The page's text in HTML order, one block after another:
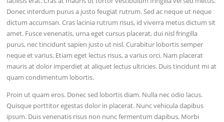
Donec interdum purus a justo feugiat rutrum. Sed ac neque ut neque
dictum accumsan. Cras lacinia rutrum risus, id viverra metus dictum sit
amet. Fusce venenatis, urna eget cursus placerat, dui nisl fringilla
purus, nec tincidunt sapien justo ut nisl. Curabitur lobortis semper
neque et varius. Etiam eget lectus risus, a varius orci. Nam placerat
mauris at dolor imperdiet at aliquet lectus ultricies. Duis tincidunt mi at
quam condimentum lobortis.
Proin ut quam eros. Donec sed lobortis diam. Nulla nec odio lacus.
Quisque porttitor egestas dolor in placerat. Nunc vehicula dapibus
ipsum. Duis venenatis risus non nunc fermentum dapibus. Morbi